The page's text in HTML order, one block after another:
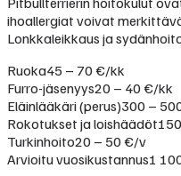
ihoallergiat voivat
Lonkkaleikkaus ja
Ruoka45 – 70 €/kk
Furro-jäsenyys20 – 40 €/kk
Eläinlääkäri (perus)300 –
Rokotukset ja loishäädöt
Turkinhoito20 – 50 €/v
Arvioitu vuosikustannus1